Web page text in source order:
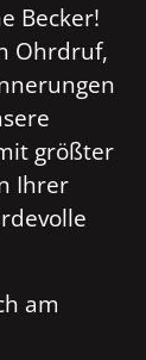
Becker!
Ohrdruf,
größter
Ihrer
am